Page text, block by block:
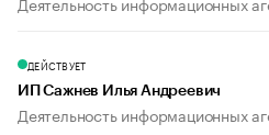
ДЕЙСТВУЕТ
ИП Сажнев Илья Андреевич
Деятельность информационных